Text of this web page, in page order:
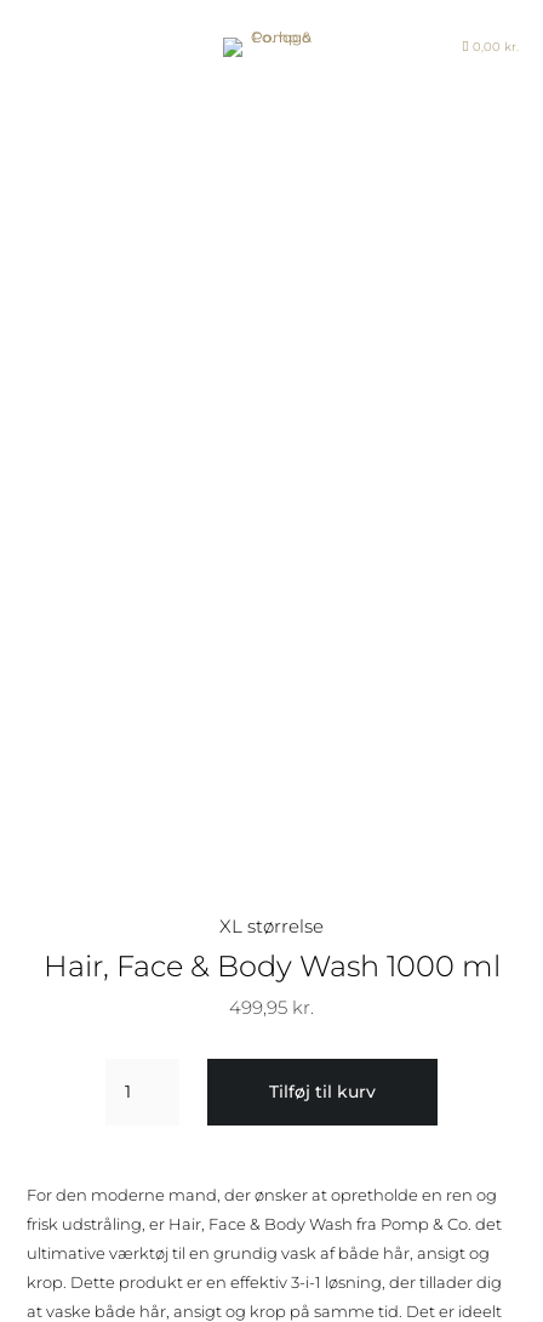
 0,00 kr.
XL størrelse
Hair, Face & Body Wash 1000 ml
499,95 kr.
Face
Wash
1000
ml
antal
Tilføj til kurv
For den moderne mand, der ønsker at opretholde en ren og
frisk udstråling, er Hair, Face & Body Wash fra Pomp & Co. det
ultimative værktøj til en grundig vask af både hår, ansigt og
krop. Dette produkt er en effektiv 3-i-1 løsning, der tillader dig
at vaske både hår, ansigt og krop på samme tid. Det er ideelt